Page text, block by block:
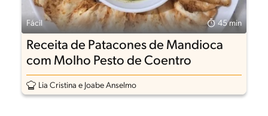
Fácil 45 min
Receita de Patacones de Mandioca
com Molho Pesto de Coentro
Lia Cristina e Joabe Anselmo